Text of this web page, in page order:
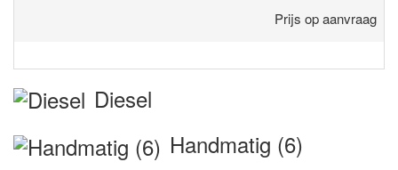
Prijs op aanvraag
Diesel
Handmatig (6)